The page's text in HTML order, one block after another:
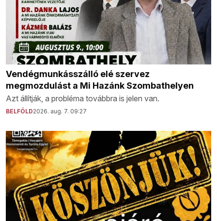
Vendégmunkásszálló elé szervez
megmozdulást a Mi Hazánk Szombathelyen
Azt állítják, a probléma továbbra is jelen van.
BELFÖLD2026. aug. 7. 09:27